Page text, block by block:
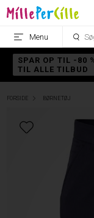
Menu
SPAR OP TIL -80
TIL ALLE TILBUD
FORSIDE BØRNETØJ